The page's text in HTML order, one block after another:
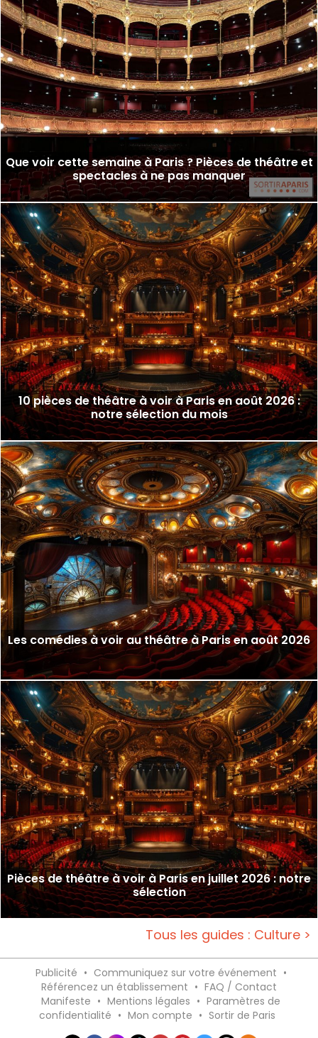
Que voir cette semaine à Paris ? Pièces de théâtre et
spectacles à ne pas manquer
10 pièces de théâtre à voir à Paris en août 2026 :
notre sélection du mois
Les comédies à voir au théâtre à Paris en août 2026
Pièces de théâtre à voir à Paris en juillet 2026 : notre
sélection
Tous les guides : Culture >
Publicité • Communiquez sur votre événement •
Référencez un établissement • FAQ / Contact
Manifeste • Mentions légales • Paramètres de
confidentialité • Mon compte • Sortir de Paris